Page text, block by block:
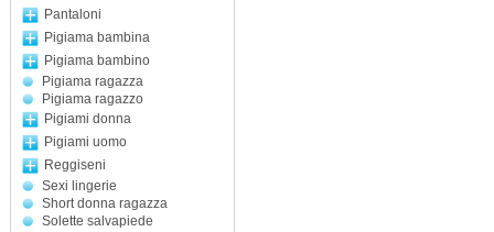
Pantaloni
Pigiama bambina
Pigiama bambino
Pigiama ragazza
Pigiama ragazzo
Pigiami donna
Pigiami uomo
Reggiseni
Sexi lingerie
Short donna ragazza
Solette salvapiede